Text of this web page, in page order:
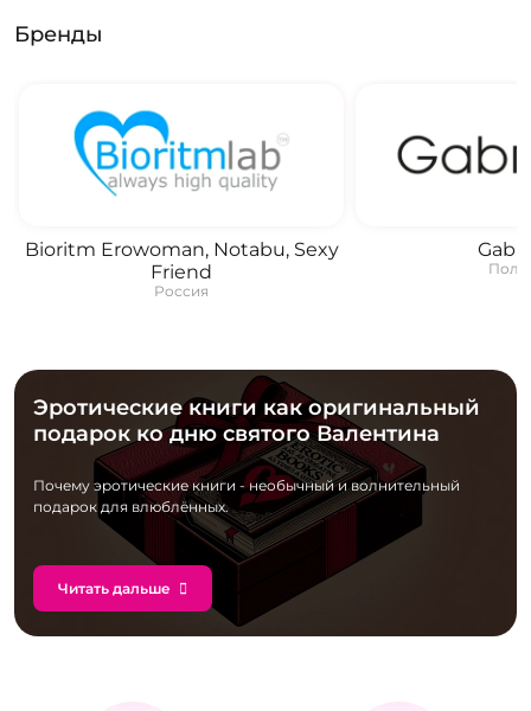
Бренды
Bioritm Erowoman, Notabu, Sexy
Friend
Россия
Эротические книги как оригинальный
подарок ко дню святого Валентина
Почему эротические книги - необычный и волнительный
подарок для влюблённых.
Читать дальше